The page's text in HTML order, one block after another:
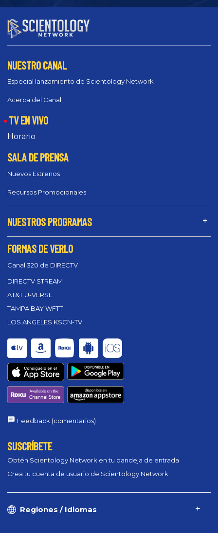
NUESTRO CANAL
Especial lanzamiento de Scientology Network
Acerca del Canal
TV EN VIVO
Horario
SALA DE PRENSA
Nuevos Estrenos
Recursos Promocionales
NUESTROS PROGRAMAS
FORMAS DE VERLO
Canal 320 de DIRECTV
DIRECTV STREAM
AT&T U-VERSE
TAMPA BAY WFTT
LOS ANGELES KSCN-TV
Feedback (comentarios)
SUSCRÍBETE
Obtén Scientology Network en tu bandeja de entrada
Crea tu cuenta de usuario de Scientology Network
Regiones / Idiomas